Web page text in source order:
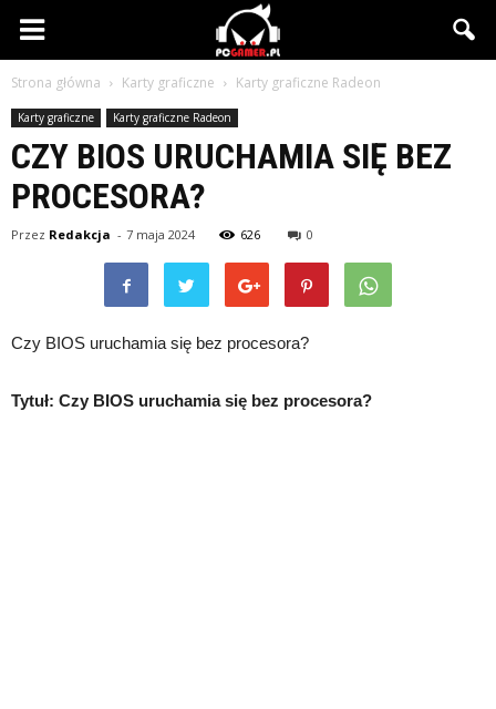
PCgamer.pl
Strona główna Karty graficzne Karty graficzne Radeon
Karty graficzne Karty graficzne Radeon
CZY BIOS URUCHAMIA SIĘ BEZ
PROCESORA?
Przez Redakcja - 7 maja 2024 626 0
Czy BIOS uruchamia się bez procesora?
Tytuł: Czy BIOS uruchamia się bez procesora?